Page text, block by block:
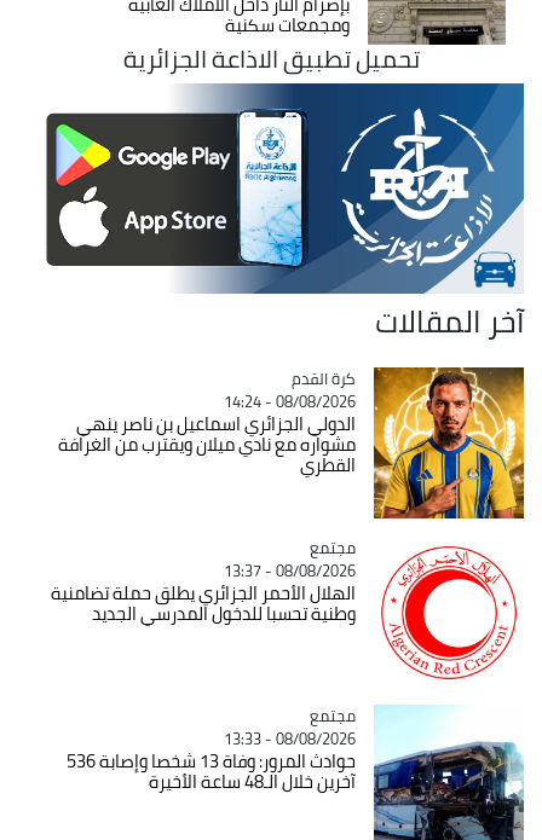
ومجمعات سكنية
تحميل تطبيق الاذاعة الجزائرية
آخر المقالات
Catégorie
كرة القدم
08/08/2026 - 14:24
الدولي الجزائري اسماعيل بن ناصر ينهي
مشواره مع نادي ميلان ويقترب من الغرافة
القطري
Catégorie
مجتمع
08/08/2026 - 13:37
الهلال الأحمر الجزائري يطلق حملة تضامنية
وطنية تحسبا للدخول المدرسي الجديد
Catégorie
مجتمع
08/08/2026 - 13:33
حوادث المرور: وفاة 13 شخصا وإصابة 536
آخرين خلال الـ48 ساعة الأخيرة